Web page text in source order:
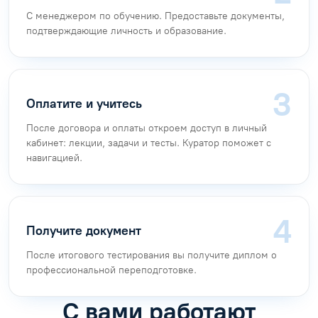
С менеджером по обучению. Предоставьте документы,
подтверждающие личность и образование.
Оплатите и учитесь
После договора и оплаты откроем доступ в личный
кабинет: лекции, задачи и тесты. Куратор поможет с
навигацией.
Получите документ
После итогового тестирования вы получите диплом о
профессиональной переподготовке.
С вами работают